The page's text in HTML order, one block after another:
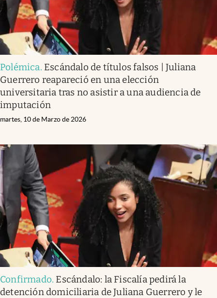
Polémica. Escándalo de títulos falsos | Juliana
Guerrero reapareció en una elección
universitaria tras no asistir a una audiencia de
imputación
martes, 10 de Marzo de 2026
Confirmado. Escándalo: la Fiscalía pedirá la
detención domiciliaria de Juliana Guerrero y le